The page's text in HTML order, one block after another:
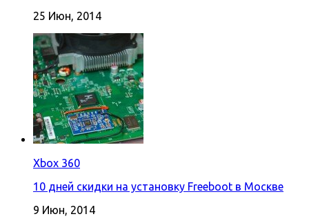
25 Июн, 2014
Xbox 360
10 дней скидки на установку Freeboot в Москве
9 Июн, 2014